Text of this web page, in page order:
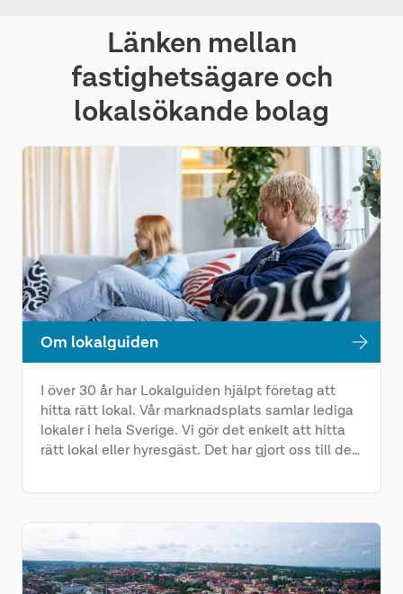
Länken mellan
fastighetsägare och
lokalsökande bolag
Om lokalguiden
I över 30 år har Lokalguiden hjälpt företag att
hitta rätt lokal. Vår marknadsplats samlar lediga
lokaler i hela Sverige. Vi gör det enkelt att hitta
rätt lokal eller hyresgäst. Det har gjort oss till den
lokalsökande.